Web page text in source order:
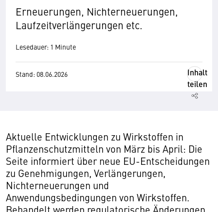
Erneuerungen, Nichterneuerungen,
Laufzeitverlängerungen etc.
Lesedauer: 1 Minute
Stand: 08.06.2026
Inhalt
teilen
Aktuelle Entwicklungen zu Wirkstoffen in
Pflanzenschutzmitteln von März bis April: Die
Seite informiert über neue EU-Entscheidungen
zu Genehmigungen, Verlängerungen,
Nichterneuerungen und
Anwendungsbedingungen von Wirkstoffen.
Behandelt werden regulatorische Änderungen